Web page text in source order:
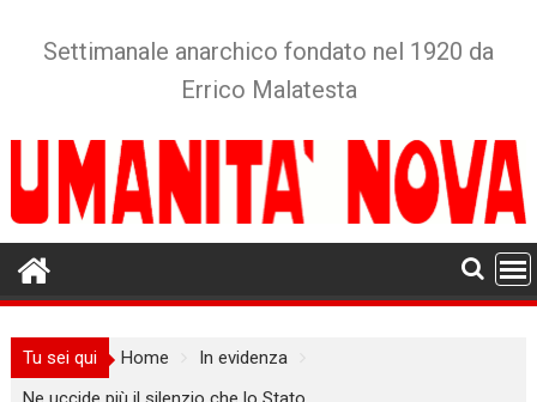
Settimanale anarchico fondato nel 1920 da
Errico Malatesta
Tu sei qui Home
In evidenza